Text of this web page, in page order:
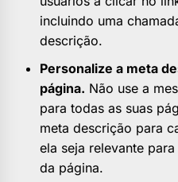
incluindo uma
descrição.
Personalize a meta
página. Não use a
para todas as suas
meta descrição para
ela seja relevante
da página.